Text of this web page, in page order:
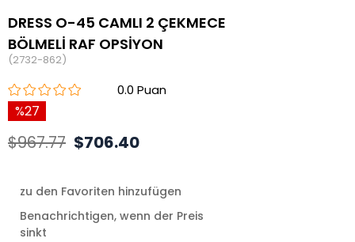
DRESS O-45 CAMLI 2 ÇEKMECE
BÖLMELİ RAF OPSİYON
(2732-862)
0.0
27
$967.77 $706.40
zu den Favoriten hinzufügen
Benachrichtigen, wenn der Preis
sinkt